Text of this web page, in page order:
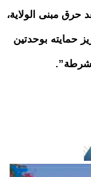
حرق مبنى الولاية،
حمايته بوحدتين